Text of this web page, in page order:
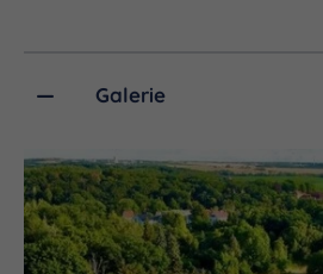
größte Hotel im
Galerie